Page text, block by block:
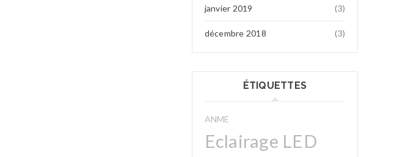
janvier 2019 (3)
décembre 2018 (3)
ÉTIQUETTES
ANME
Eclairage LED